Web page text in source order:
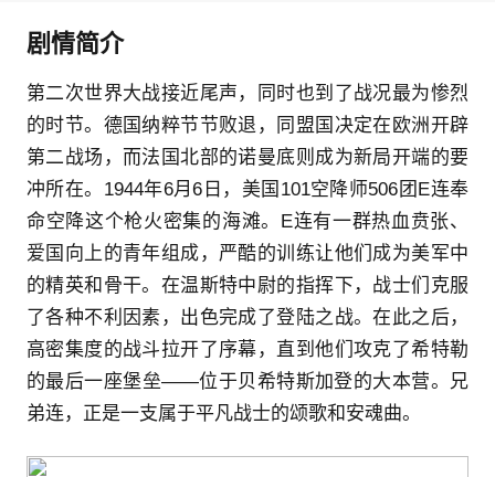
剧情简介
第二次世界大战接近尾声，同时也到了战况最为惨烈
的时节。德国纳粹节节败退，同盟国决定在欧洲开辟
第二战场，而法国北部的诺曼底则成为新局开端的要
冲所在。1944年6月6日，美国101空降师506团E连奉
命空降这个枪火密集的海滩。E连有一群热血贲张、
爱国向上的青年组成，严酷的训练让他们成为美军中
的精英和骨干。在温斯特中尉的指挥下，战士们克服
了各种不利因素，出色完成了登陆之战。在此之后，
高密集度的战斗拉开了序幕，直到他们攻克了希特勒
的最后一座堡垒——位于贝希特斯加登的大本营。兄
弟连，正是一支属于平凡战士的颂歌和安魂曲。